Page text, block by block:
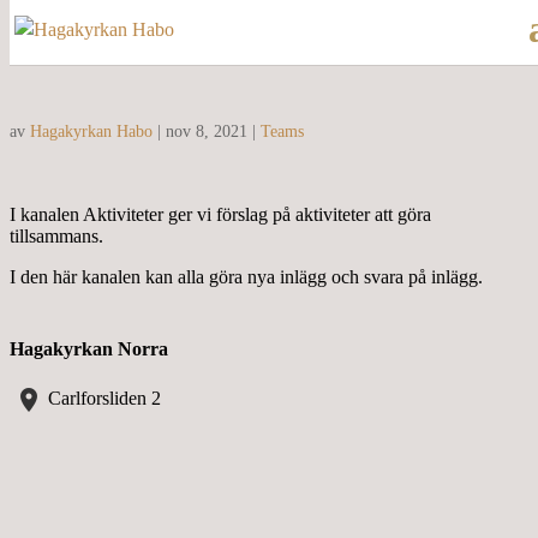
av Hagakyrkan Habo nov 8, 2021 Teams
I kanalen Aktiviteter ger vi förslag på aktiviteter att göra
tillsammans.
I den här kanalen kan alla göra nya inlägg och svara på inlägg.
Hagakyrkan Norra
location_on Carlforsliden 2